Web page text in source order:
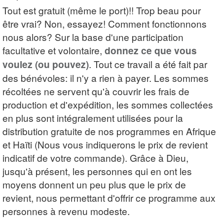
Tout est gratuit (même le port)!! Trop beau pour
être vrai? Non, essayez! Comment fonctionnons
nous alors? Sur la base d'une participation
facultative et volontaire, donnez ce que vous
voulez (ou pouvez). Tout ce travail a été fait par
des bénévoles: il n'y a rien à payer. Les sommes
récoltées ne servent qu'à couvrir les frais de
production et d'expédition, les sommes collectées
en plus sont intégralement utilisées pour la
distribution gratuite de nos programmes en Afrique
et Haïti (Nous vous indiquerons le prix de revient
indicatif de votre commande). Grâce à Dieu,
jusqu'à présent, les personnes qui en ont les
moyens donnent un peu plus que le prix de
revient, nous permettant d'offrir ce programme aux
personnes à revenu modeste.